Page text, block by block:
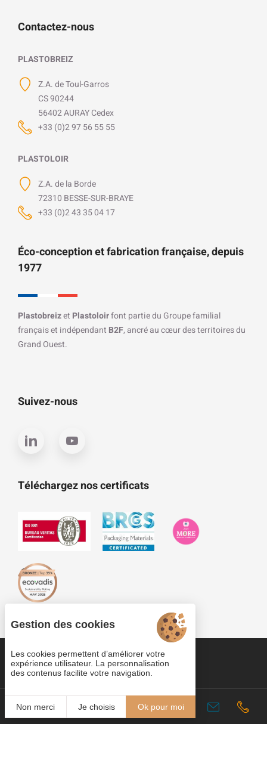
Fr
Contactez-nous
PLASTOBREIZ
Z.A. de Toul-Garros
CS 90244
56402 AURAY Cedex
+33 (0)2 97 56 55 55
PLASTOLOIR
Z.A. de la Borde
72310 BESSE-SUR-BRAYE
+33 (0)2 43 35 04 17
Éco-conception et fabrication française, depuis
1977
Plastobreizet Plastoloirfont partie du Groupe familial
français et indépendant B2F, ancré au cœur des territoires du
Grand Ouest.
Suivez-nous
Téléchargez nos certificats
Cookies
Plan du site
© 2022
Juliana
Copyright Plastobreiz-Plastoloir 2026 - Tous droits
réservés
Gestion des cookies
Les cookies permettent d’améliorer votre
expérience utilisateur. La personnalisation
des contenus facilite votre navigation.
Non merci Je choisis Ok pour moi